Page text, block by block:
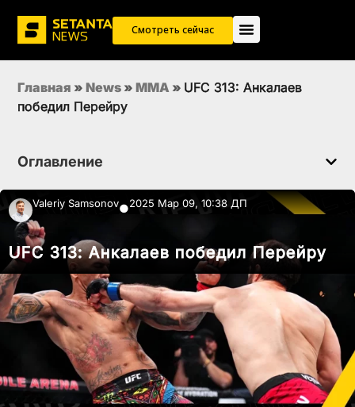
Смотреть сейчас
Главная » News » MMA » UFC 313: Анкалаев
победил Перейру
Оглавление
Valeriy Samsonov●2025 Мар 09, 10:38 ДП
UFC 313: Анкалаев победил Перейру